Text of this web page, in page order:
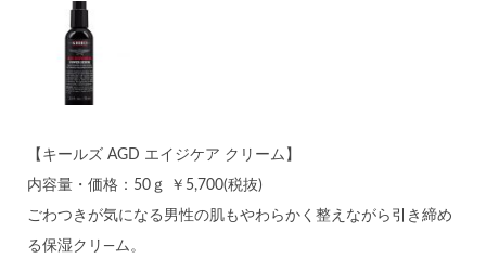
【キールズ AGD エイジケア クリーム】
内容量・価格：50ｇ ￥5,700(税抜)
ごわつきが気になる男性の肌もやわらかく整えながら引き締め
る保湿クリ―ム。